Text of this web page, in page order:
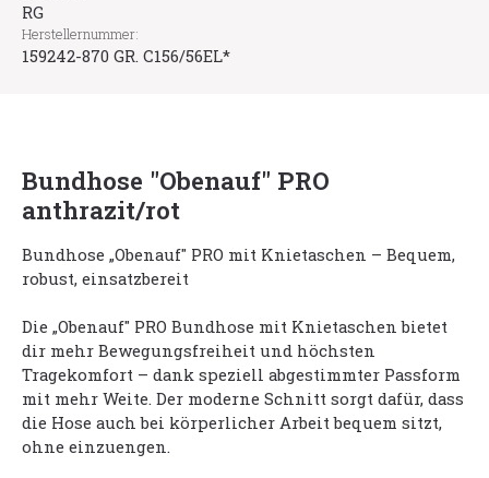
RG
Herstellernummer:
159242-870 GR. C156/56EL*
Bundhose "Obenauf" PRO
anthrazit/rot
Bundhose „Obenauf" PRO mit Knietaschen – Bequem,
robust, einsatzbereit
Die „Obenauf" PRO Bundhose mit Knietaschen bietet
dir mehr Bewegungsfreiheit und höchsten
Tragekomfort – dank speziell abgestimmter Passform
mit mehr Weite. Der moderne Schnitt sorgt dafür, dass
die Hose auch bei körperlicher Arbeit bequem sitzt,
ohne einzuengen.